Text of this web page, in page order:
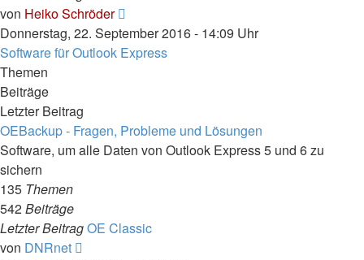
von Heiko Schröder
Beitrag
Donnerstag, 22. September 2016 - 14:09 Uhr
Software für Outlook Express
Themen
Beiträge
Letzter Beitrag
OEBackup - Fragen, Probleme und Lösungen
Software, um alle Daten von Outlook Express 5 und 6 zu
sichern
135 Themen
542Beiträge
Letzter BeitragOE Classic
von DNRnet